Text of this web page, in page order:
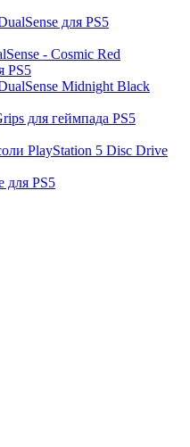
для PS5
- Cosmic Red
PS5
Midnight Black
для геймпада PS5
PlayStation 5 Disc Drive
для PS5